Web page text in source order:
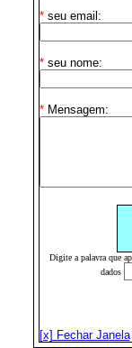
*seu email:
*seu nome:
*Mensagem:
Digite a palavra que
dados
[x] Fechar Janela